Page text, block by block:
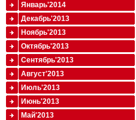
Январь'2014
Декабрь'2013
Ноябрь'2013
Октябрь'2013
Сентябрь'2013
Август'2013
Июль'2013
Июнь'2013
Май'2013